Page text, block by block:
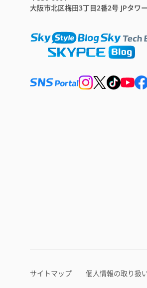
大阪市北区梅田3丁目2番2号 JPタワ
サイトマップ 個人情報の取り扱